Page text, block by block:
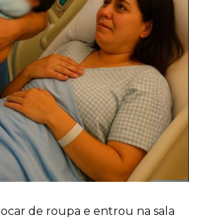
de roupa e entrou na sala